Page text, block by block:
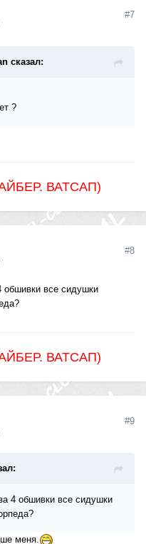
#7
сказал:
?
ВАТСАП)
#8
обшивки все сидушки
ВАТСАП)
#9
4 обшивки все сидушки
меня.